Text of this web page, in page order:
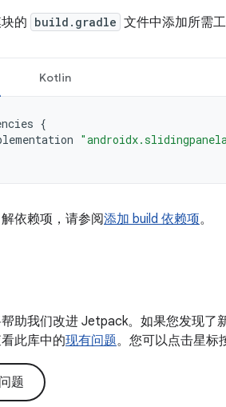
的 build.gradle 文件中添加所需
Kotlin
{
依赖项，请参阅添加 build 依赖项。
助我们改进 Jetpack。如果您发现了
此库中的现有问题。您可以点击星标
题